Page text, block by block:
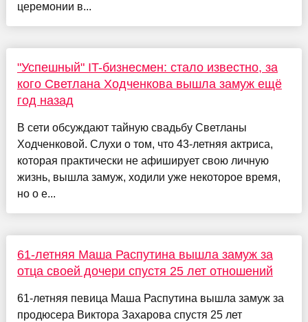
церемонии в...
"Успешный" IT-бизнесмен: стало известно, за
кого Светлана Ходченкова вышла замуж ещё
год назад
В сети обсуждают тайную свадьбу Светланы
Ходченковой. Слухи о том, что 43-летняя актриса,
которая практически не афиширует свою личную
жизнь, вышла замуж, ходили уже некоторое время,
но о е...
61-летняя Маша Распутина вышла замуж за
отца своей дочери спустя 25 лет отношений
61-летняя певица Маша Распутина вышла замуж за
продюсера Виктора Захарова спустя 25 лет